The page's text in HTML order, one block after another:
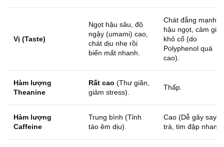
Vị (Taste)
Ngọt hậu sâu, độ
ngậy (umami) cao,
chát dịu nhẹ rồi
biến mất nhanh.
Chát đắng mạnh, ít
hậu ngọt, cảm giác
khô cổ (do
Polyphenol quá
cao).
Hàm lượng
Theanine
Rất cao (Thư giãn,
giảm stress).
Thấp.
Hàm lượng
Caffeine
Trung bình (Tỉnh
táo êm dịu).
Cao (Dễ gây say
trà, tim đập